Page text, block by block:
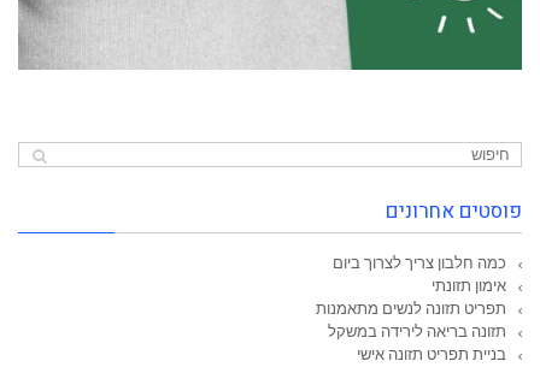
פוסטים אחרונים
כמה חלבון צריך לצרוך ביום
אימון תזונתי
תפריט תזונה לנשים מתאמנות
תזונה בריאה לירידה במשקל
בניית תפריט תזונה אישי